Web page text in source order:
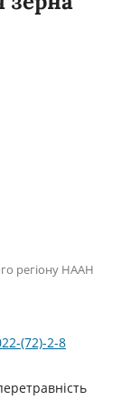
регіону НААН
(72)-2-8